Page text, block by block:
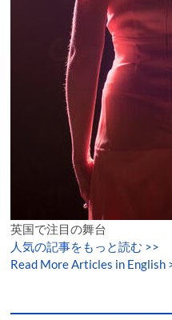
英国で注目の舞台
人気の記事をもっと読む >>
Read More Articles in English